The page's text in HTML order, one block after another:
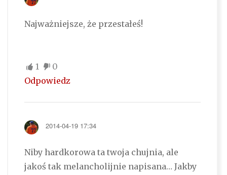
Najważniejsze, że przestałeś!
1
0
Odpowiedz
2014-04-19 17:34
Niby hardkorowa ta twoja chujnia, ale
jakoś tak melancholijnie napisana… Jakby